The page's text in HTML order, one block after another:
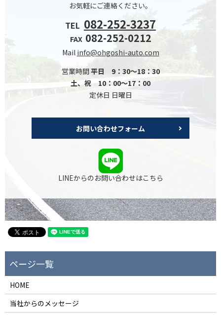
お気軽にご連絡ください。
TEL 082-252-3237
FAX 082-252-0212
Mail info@ohgoshi-auto.com
営業時間平日 9：30～18：30
土、祝 10：00～17：00
定休日 日曜日
お問い合わせフォーム
LINEからのお問い合わせはこちら
HOME
当社からのメッセージ